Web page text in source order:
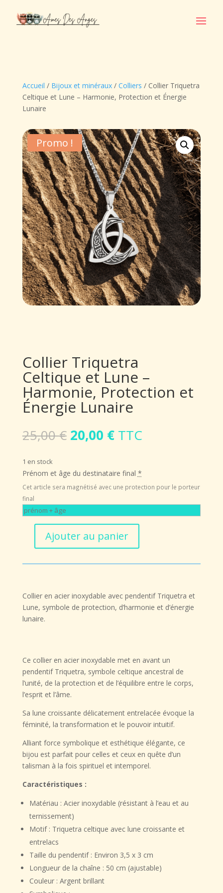
Accueil / Bijoux et minéraux/ Colliers / Collier Triquetra
Celtique et Lune – Harmonie, Protection et Énergie
Lunaire
Promo !
Collier Triquetra
Celtique et Lune –
Harmonie, Protection et
Énergie Lunaire
25,00€ Le
prix
était :
25,00 €.
20,00 €Le
prix
est :
20,00 €.
TTC
1 en stock
Prénom et âge du destinataire final *
Cet article sera magnétisé avec une protection pour le porteur
final
quantité
Collier
et
Lune
–
et
Énergie
Lunaire
Ajouter au panier
Collier en acier inoxydable avec pendentif Triquetra et
Lune, symbole de protection, d’harmonie et d’énergie
lunaire.
Ce collier en acier inoxydable met en avant un
pendentif Triquetra, symbole celtique ancestral de
l’unité, de la protection et de l’équilibre entre le corps,
l’esprit et l’âme.
Sa lune croissante délicatement entrelacée évoque la
féminité, la transformation et le pouvoir intuitif.
Alliant force symbolique et esthétique élégante, ce
bijou est parfait pour celles et ceux en quête d’un
talisman à la fois spirituel et intemporel.
Caractéristiques :
Matériau : Acier inoxydable (résistant à l’eau et au
ternissement)
Motif : Triquetra celtique avec lune croissante et
entrelacs
Taille du pendentif : Environ 3,5 x 3 cm
Longueur de la chaîne : 50 cm (ajustable)
Couleur : Argent brillant